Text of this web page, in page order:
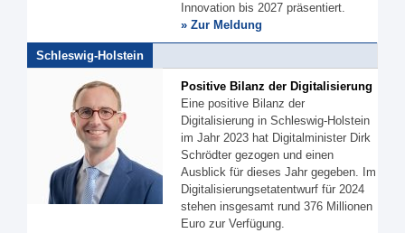
Innovation bis 2027 präsentiert.
» Zur Meldung
Schleswig-Holstein
Positive Bilanz der Digitalisierung
Eine positive Bilanz der
Digitalisierung in Schleswig-Holstein
im Jahr 2023 hat Digitalminister Dirk
Schrödter gezogen und einen
Ausblick für dieses Jahr gegeben. Im
Digitalisierungsetatentwurf für 2024
stehen insgesamt rund 376 Millionen
Euro zur Verfügung.